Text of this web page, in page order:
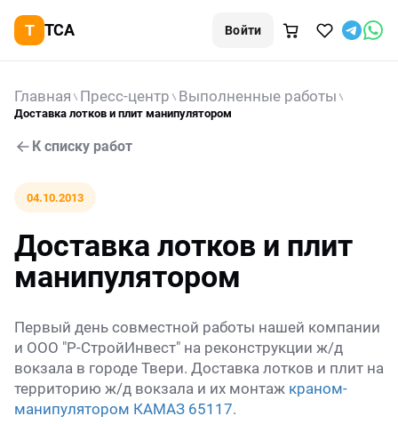
TCA Войти
Главная Пресс-центр Выполненные работы
Доставка лотков и плит манипулятором
К списку работ
04.10.2013
Доставка лотков и плит
манипулятором
Первый день совместной работы нашей компании
и ООО "Р-СтройИнвест" на реконструкции ж/д
вокзала в городе Твери. Доставка лотков и плит на
территорию ж/д вокзала и их монтаж краном-
манипулятором КАМАЗ 65117.